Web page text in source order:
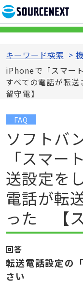
キーワード検索 >
iPhoneで「スマー
すべての電話が転
留守電】
FAQ
ソフトバ
「スマー
送設定を
電話が転
った 【ス
回答
転送電話設定の
さい